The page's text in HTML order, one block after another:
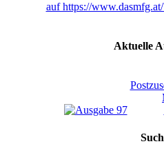
auf https://
Aktuelle